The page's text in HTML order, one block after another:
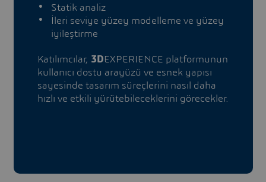
Statik analiz
İleri seviye yüzey modelleme ve yüzey
iyileştirme
Katılımcılar, 3DEXPERIENCE platformunun
kullanıcı dostu arayüzü ve esnek yapısı
sayesinde tasarım süreçlerini nasıl daha
hızlı ve etkili yürütebileceklerini görecekler.